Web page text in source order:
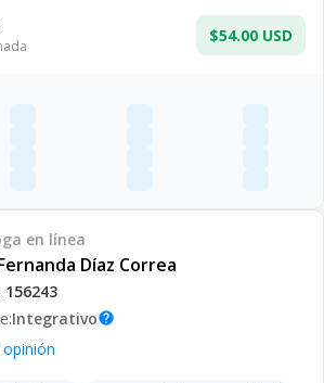
$54.00 USD
en línea
Díaz Correa
156243
Integrativohelp
opinión